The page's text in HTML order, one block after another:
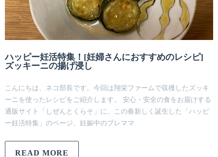
ハッピー妊活特集！[妊婦さんにおすすめのレシピ]
ズッキーニの揚げ浸し
こんにちは、ネコ部長です。今回は翔栄ファームで収穫したズッキ
ーニを使ったレシピをご紹介します。 安心・安全の食をお届けする
通販サイト「しぜんとくらそ」に、この春新しく誕生した「ハッピ
ー妊活特集」のページ、妊娠中のプレママ
READ MORE